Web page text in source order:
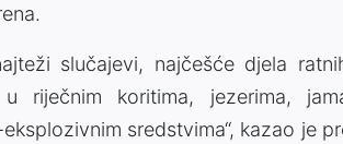
slučajevi, najčešće djela
riječnim koritima, jezerima,
sredstvima“, kazao je